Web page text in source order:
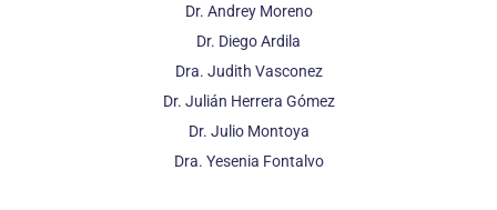
Dr. Andrey Moreno
Dr. Diego Ardila
Dra. Judith Vasconez
Dr. Julián Herrera Gómez
Dr. Julio Montoya
Dra. Yesenia Fontalvo